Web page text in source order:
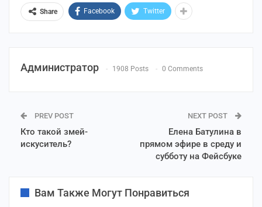
Share Facebook Twitter
Администратор 1908 Posts 0 Comments
PREV POST
Кто такой змей-
искуситель?
NEXT POST
Елена Батулина в
прямом эфире в среду и
субботу на Фейсбуке
Вам Также Могут Понравиться